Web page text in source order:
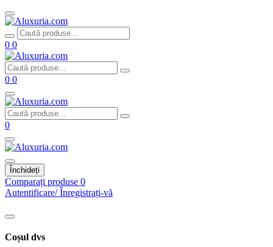
0 0
0 0
0
Închideți
Comparați produse 0
Autentificare/ Înregistrați-vă
Coșul dvs